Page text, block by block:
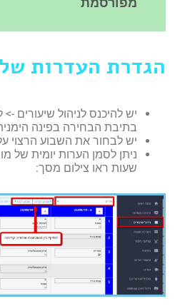
הגדרת העדרות
יש להיכנס לניהול שיעורים
בתיבת הבחירה בפינה
יש לבחור את השבוע הרצוי
ניתן לסמן הערות יומית של
שעות ראו צילום מסך: